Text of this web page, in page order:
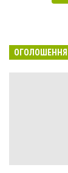
ОГОЛОШЕННЯ